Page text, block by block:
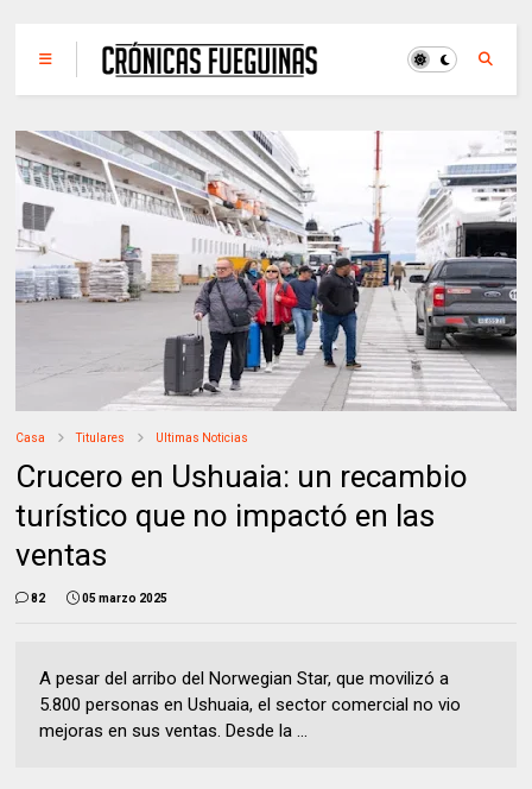
Casa Titulares Ultimas Noticias
Crucero en Ushuaia: un recambio
turístico que no impactó en las
ventas
82 05 marzo 2025
A pesar del arribo del Norwegian Star, que movilizó a
5.800 personas en Ushuaia, el sector comercial no vio
mejoras en sus ventas. Desde la ...